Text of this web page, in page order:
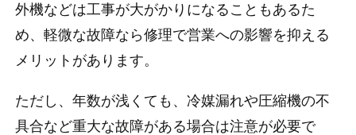
外機などは工事が大がかりになることもあるた
め、軽微な故障なら修理で営業への影響を抑える
メリットがあります。
ただし、年数が浅くても、冷媒漏れや圧縮機の不
具合など重大な故障がある場合は注意が必要で